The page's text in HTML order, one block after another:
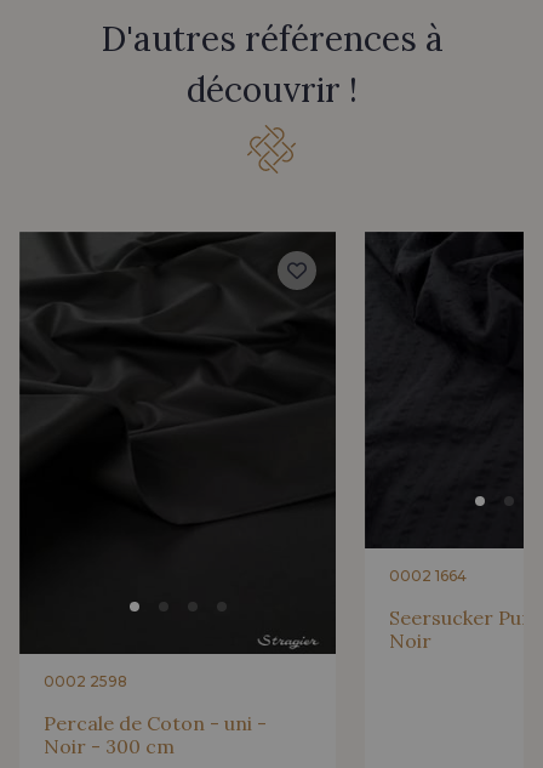
D'autres références à
découvrir !
0002 2598
Percale de Coton - uni -
Noir - 300 cm
0002 1664
Seersucker Pur
Noir